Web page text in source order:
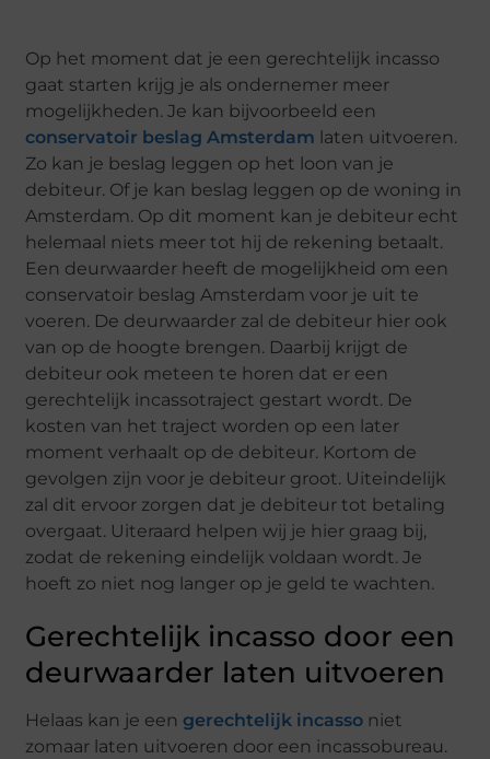
Op het moment dat je een gerechtelijk incasso
gaat starten krijg je als ondernemer meer
mogelijkheden. Je kan bijvoorbeeld een
conservatoir beslag Amsterdam laten uitvoeren.
Zo kan je beslag leggen op het loon van je
debiteur. Of je kan beslag leggen op de woning in
Amsterdam. Op dit moment kan je debiteur echt
helemaal niets meer tot hij de rekening betaalt.
Een deurwaarder heeft de mogelijkheid om een
conservatoir beslag Amsterdam voor je uit te
voeren. De deurwaarder zal de debiteur hier ook
van op de hoogte brengen. Daarbij krijgt de
debiteur ook meteen te horen dat er een
gerechtelijk incassotraject gestart wordt. De
kosten van het traject worden op een later
moment verhaalt op de debiteur. Kortom de
gevolgen zijn voor je debiteur groot. Uiteindelijk
zal dit ervoor zorgen dat je debiteur tot betaling
overgaat. Uiteraard helpen wij je hier graag bij,
zodat de rekening eindelijk voldaan wordt. Je
hoeft zo niet nog langer op je geld te wachten.
Gerechtelijk incasso door een
deurwaarder laten uitvoeren
Helaas kan je eengerechtelijk incasso niet
zomaar laten uitvoeren door een incassobureau.